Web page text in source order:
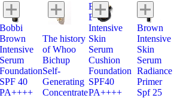
Bobbi
Brown
Intensive
Serum
Foundation
SPF 40
PA++++
The history
of Whoo
Bichup
Self-
Generating
Concentrate
Bobbi
Brown
Intensive
Skin
Serum
Cushion
Foundation
SPF40
PA++++
Bobbi
Brown
Intensive
Skin
Serum
Radiance
Primer
Spf 25